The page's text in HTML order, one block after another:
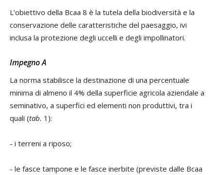
L’obiettivo della Bcaa 8 è la tutela della biodiversità e la
conservazione delle caratteristiche del paesaggio, ivi
inclusa la protezione degli uccelli e degli impollinatori.
Impegno A
La norma stabilisce la destinazione di una percentuale
minima di almeno il 4% della superficie agricola aziendale a
seminativo, a superfici ed elementi non produttivi, tra i
quali (tab. 1):
- i terreni a riposo;
- le fasce tampone e le fasce inerbite (previste dalle Bcaa